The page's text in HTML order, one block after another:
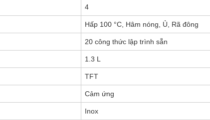
4
Hấp 100 °C, Hâm nóng, Ủ, Rã đông
20 công thức lập trình sẵn
1.3 L
TFT
Cảm ứng
Inox